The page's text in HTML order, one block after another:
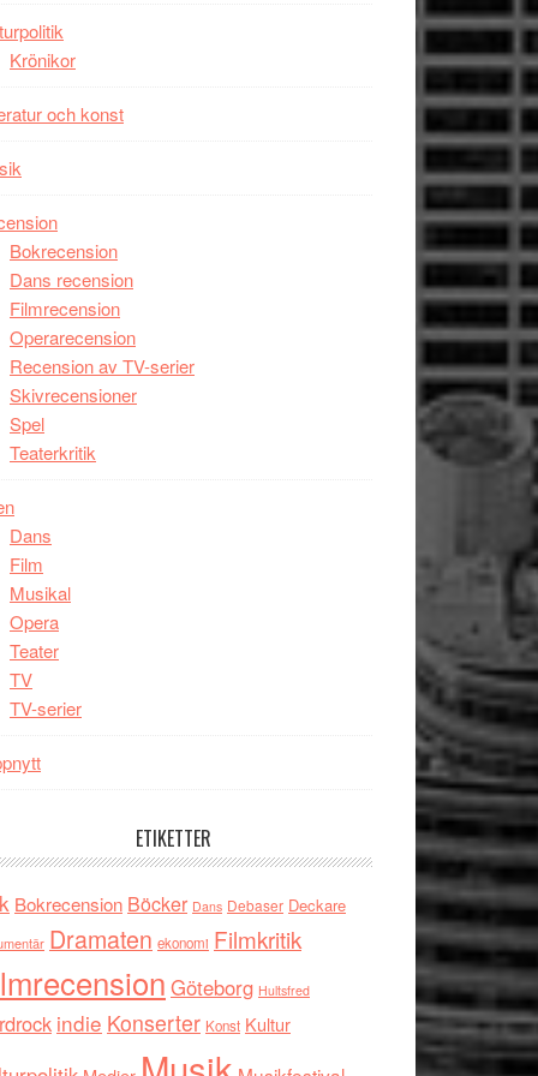
skådespelare
Krönikor
och konst
Bokrecension
Dans recension
Filmrecension
Operarecension
Recension av TV-serier
Skivrecensioner
Spel
Teaterkritik
Dans
Film
Musikal
Opera
Teater
TV
TV-serier
ETIKETTER
Bokrecension Böcker Dans Debaser Deckare
Dramaten ekonomi Filmkritik
Göteborg Hultsfred
indie Konserter Konst Kultur